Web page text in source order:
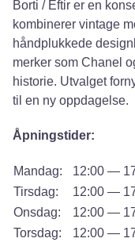
Borti / Eftir er en
kombinerer vintage
håndplukkede
merker som Chanel
historie. Utvalget
til en ny oppdagelse.
Åpningstider:
Mandag:
12:00 —
Tirsdag:
12:00 —
Onsdag:
12:00 —
Torsdag:
12:00 —